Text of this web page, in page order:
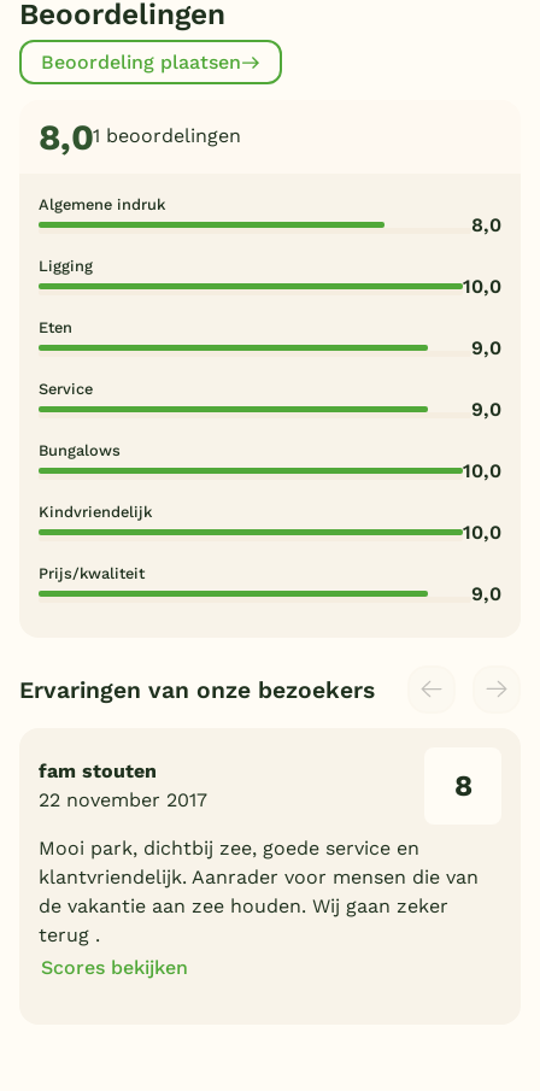
Beoordelingen
Beoordeling plaatsen
8,01 beoordelingen
Algemene indruk
8,0
Ligging
10,0
Eten
9,0
Service
9,0
Bungalows
10,0
Kindvriendelijk
10,0
Prijs/kwaliteit
9,0
Ervaringen van onze bezoekers
fam stouten
22 november 2017
8
Mooi park, dichtbij zee, goede service en
klantvriendelijk. Aanrader voor mensen die van
de vakantie aan zee houden. Wij gaan zeker
terug .
Scores bekijken